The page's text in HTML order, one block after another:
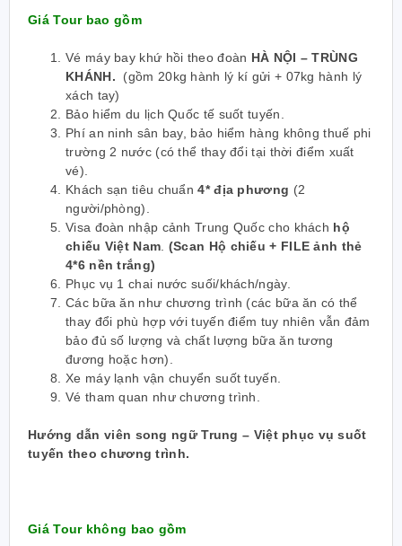
Giá Tour bao gồm
Vé máy bay khứ hồi theo đoàn HÀ NỘI – TRÙNG
KHÁNH. (gồm 20kg hành lý kí gửi + 07kg hành lý
xách tay)
Bảo hiểm du lịch Quốc tế suốt tuyến.
Phí an ninh sân bay, bảo hiểm hàng không thuế phi
trường 2 nước (có thể thay đổi tại thời điểm xuất
vé).
Khách sạn tiêu chuẩn4* địa phương (2
người/phòng).
Visa đoàn nhập cảnh Trung Quốc cho khách hộ
chiếu Việt Nam (Scan Hộ chiếu + FILE ảnh thẻ
4*6 nền trắng)
Phục vụ 1 chai nước suối/khách/ngày.
Các bữa ăn như chương trình (các bữa ăn có thể
thay đổi phù hợp với tuyến điểm tuy nhiên vẫn đảm
bảo đủ số lượng và chất lượng bữa ăn tương
đương hoặc hơn).
Xe máy lạnh vận chuyển suốt tuyến.
Vé tham quan như chương trình.
Hướng dẫn viên song ngữ Trung – Việt phục vụ suốt
tuyến theo chương trình.
Giá Tour không bao gồm